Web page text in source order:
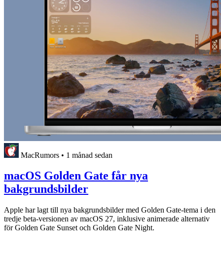
MacRumors • 1 månad sedan
macOS Golden Gate får nya
bakgrundsbilder
Apple har lagt till nya bakgrundsbilder med Golden Gate-tema i den
tredje beta-versionen av macOS 27, inklusive animerade alternativ
för Golden Gate Sunset och Golden Gate Night.